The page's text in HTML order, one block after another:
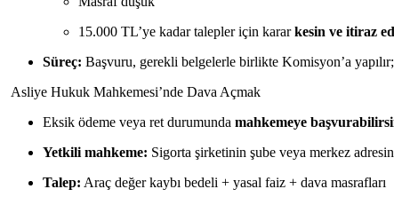
15.000 TL’ye kadar talepler için kararkesin ve itiraz
Süreç: Başvuru, gerekli belgelerle birlikte Komisyon’a
Asliye Hukuk Mahkemesi’nde Dava Açmak
Eksik ödeme veya ret durumunda mahkemeye
Yetkili mahkeme: Sigorta şirketinin şube veya merkez
Talep: Araç değer kaybı bedeli + yasal faiz + dava masrafları